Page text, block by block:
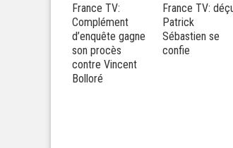
France TV: déçu,
Patrick
Sébastien se
confie
C’est la fin pour
Les Guignols sur
Canal+